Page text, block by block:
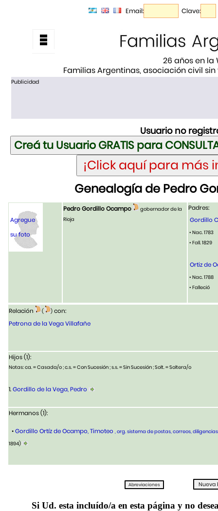
Email: Clave:
26 años en la
Familias Argentinas, asociación civil
Publicidad
Usuario no
Genealogía de Pedro
Agregue
su foto
Pedro Gordillo Ocampo
gobernador de la
Rioja
Padres:
Gordillo
• Nac. 1783
• Fall. 1829
Ortiz de
• Nac. 1788
• Falleció
Relación ( ) con:
Petrona de la Vega Villafañe
Hijos (1):
Notas: ca. = Casada/o ; c.s. = Con Sucesión ; s.s. = Sin Sucesión ; Solt. = Soltera/o
1.Gordillo de la Vega, Pedro
Hermanos (1):
•Gordillo Ortíz de Ocampo, Timoteo , org. sistema de postas, correos,
1894)
Si Ud. esta incluído/a en esta página y no